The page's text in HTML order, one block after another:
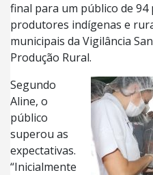
final para um público de
produtores indígenas e
municipais da Vigilância
Produção Rural.
Segundo
Aline, o
público
superou as
expectativas.
“Inicialmente